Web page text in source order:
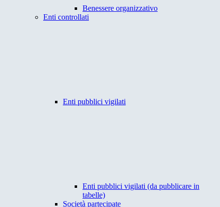
Benessere organizzativo
Enti controllati
Enti pubblici vigilati
Enti pubblici vigilati (da pubblicare in
tabelle)
Società partecipate